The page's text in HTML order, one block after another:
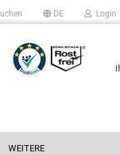
DE Login
WEITERE